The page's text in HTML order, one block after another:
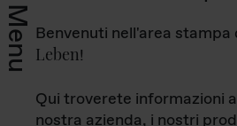
Menu Benvenuti nell'area stampa
Leben!
Qui troverete informazioni
nostra azienda, i nostri